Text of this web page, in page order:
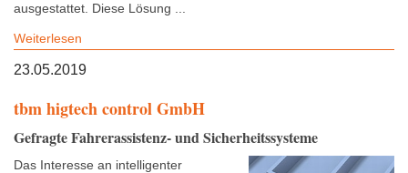
ausgestattet. Diese Lösung ...
Weiterlesen
23.05.2019
tbm higtech control GmbH
Gefragte Fahrerassistenz- und Sicherheitssysteme
Das Interesse an intelligenter